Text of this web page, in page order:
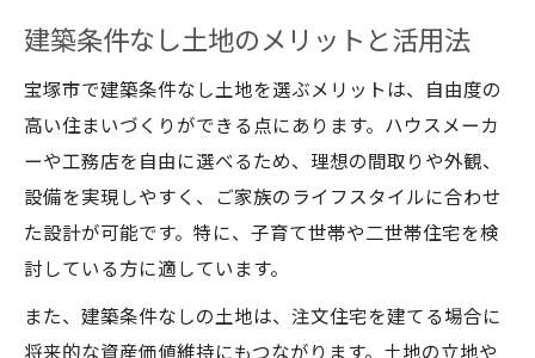
建築条件なし土地のメリットと活用法
宝塚市で建築条件なし土地を選ぶメリットは、自由度の
高い住まいづくりができる点にあります。ハウスメーカ
ーや工務店を自由に選べるため、理想の間取りや外観、
設備を実現しやすく、ご家族のライフスタイルに合わせ
た設計が可能です。特に、子育て世帯や二世帯住宅を検
討している方に適しています。
また、建築条件なしの土地は、注文住宅を建てる場合に
将来的な資産価値維持にもつながります。土地の立地や